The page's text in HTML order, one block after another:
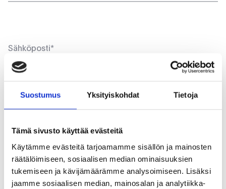
Suostumus Yksityiskohdat Tietoja
Tämä sivusto käyttää evästeitä
Käytämme evästeitä tarjoamamme sisällön ja mainosten
räätälöimiseen, sosiaalisen median ominaisuuksien
tukemiseen ja kävijämäärämme analysoimiseen. Lisäksi
jaamme sosiaalisen median, mainosalan ja analytiikka-
+358
Viestisi*